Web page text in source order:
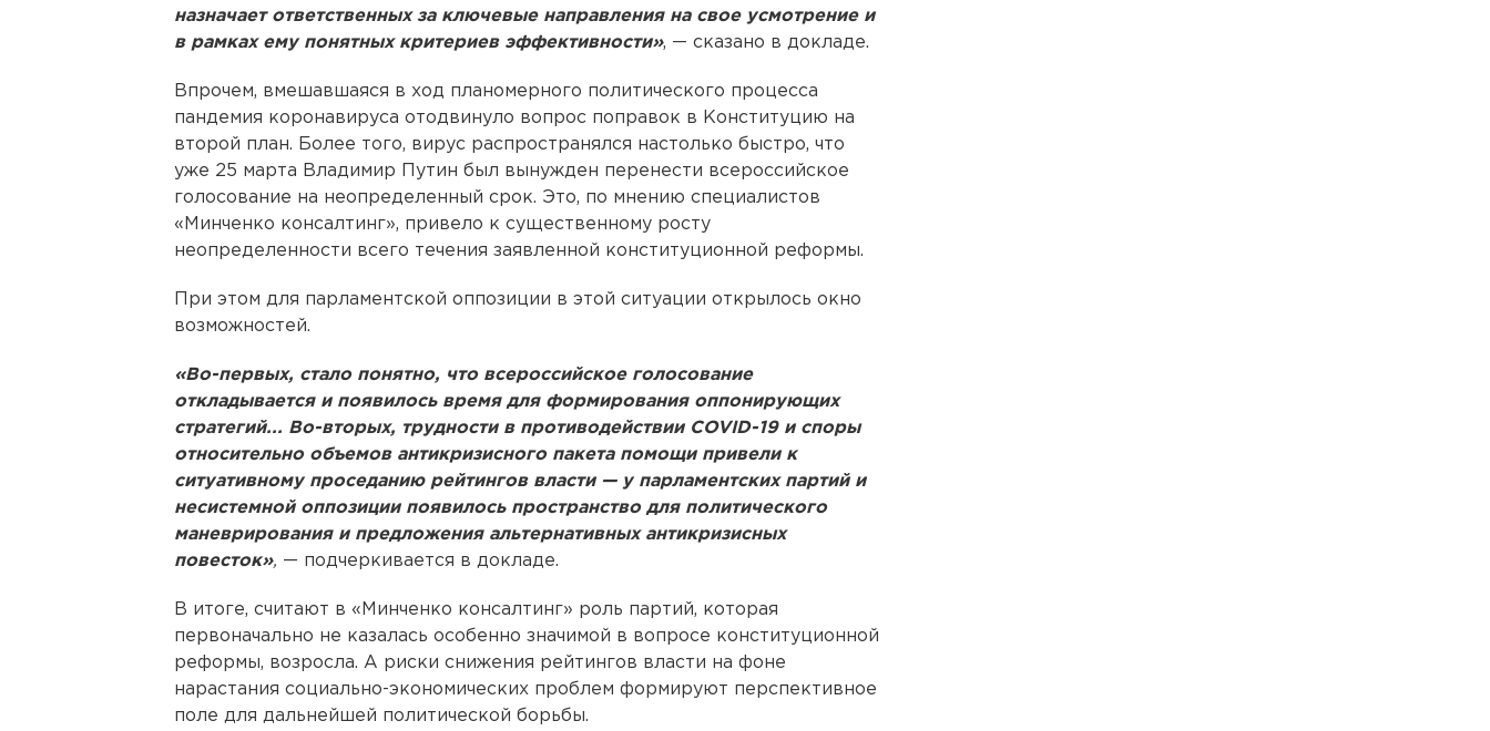
назначает ответственных за ключевые направления на свое усмотрение и
в рамках ему понятных критериев эффективности», — сказано в докладе.
Впрочем, вмешавшаяся в ход планомерного политического процесса
пандемия коронавируса отодвинуло вопрос поправок в Конституцию на
второй план. Более того, вирус распространялся настолько быстро, что
уже 25 марта Владимир Путин был вынужден перенести всероссийское
голосование на неопределенный срок. Это, по мнению специалистов
«Минченко консалтинг», привело к существенному росту
неопределенности всего течения заявленной конституционной реформы.
При этом для парламентской оппозиции в этой ситуации открылось окно
возможностей.
«Во-первых, стало понятно, что всероссийское голосование
откладывается и появилось время для формирования оппонирующих
стратегий... Во-вторых, трудности в противодействии COVID-19 и споры
относительно объемов антикризисного пакета помощи привели к
ситуативному проседанию рейтингов власти — у парламентских партий и
несистемной оппозиции появилось пространство для политического
маневрирования и предложения альтернативных антикризисных
повесток», — подчеркивается в докладе.
В итоге, считают в «Минченко консалтинг» роль партий, которая
первоначально не казалась особенно значимой в вопросе конституционной
реформы, возросла. А риски снижения рейтингов власти на фоне
нарастания социально-экономических проблем формируют перспективное
поле для дальнейшей политической борьбы.